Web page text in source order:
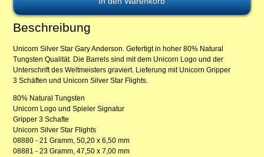
Beschreibung
Unicorn Silver Star Gary Anderson. Gefertigt in hoher 80% Natural
Tungsten Qualität. Die Barrels sind mit dem Unicorn Logo und der
Unterschrift des Weltmeisters graviert. Lieferung mit Unicorn Gripper
3 Schäften und Unicorn Silver Star Flights.
80% Natural Tungsten
Unicorn Logo und Spieler Signatur
Gripper 3 Schafte
Unicorn Silver Star Flights
08880 - 21 Gramm, 50,20 x 6,50 mm
08881 - 23 Gramm, 47,50 x 7,00 mm